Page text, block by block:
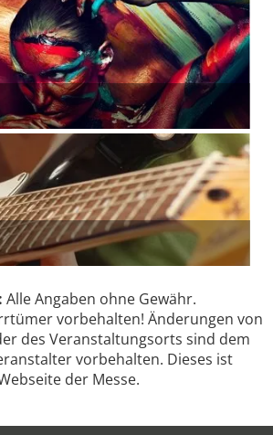
Alle Angaben ohne Gewähr.
vorbehalten! Änderungen von
des Veranstaltungsorts sind dem
vorbehalten. Dieses ist
der Messe.